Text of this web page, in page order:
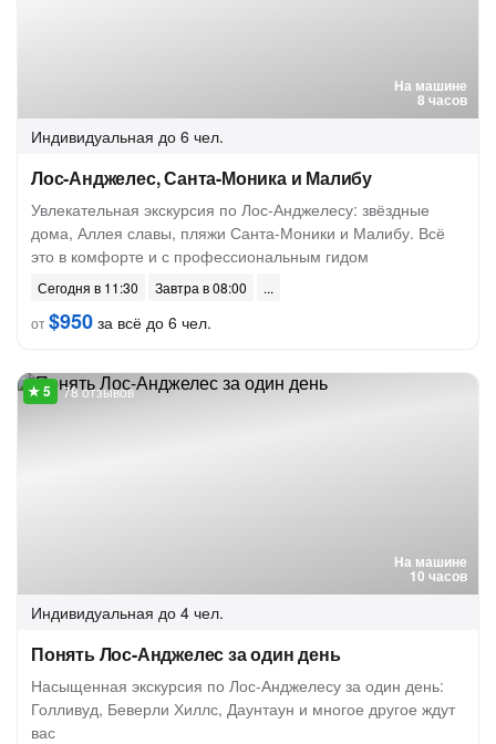
На машине
8 часов
Индивидуальная до 6 чел.
Лос-Анджелес, Санта-Моника и Малибу
Увлекательная экскурсия по Лос-Анджелесу: звёздные
дома, Аллея славы, пляжи Санта-Моники и Малибу. Всё
это в комфорте и с профессиональным гидом
Сегодня в 11:30
Завтра в 08:00
от$950 за всё до 6 чел.
На машине
10 часов
78 отзывов
Индивидуальная до 4 чел.
Понять Лос-Анджелес за один день
Насыщенная экскурсия по Лос-Анджелесу за один день:
Голливуд, Беверли Хиллс, Даунтаун и многое другое ждут
вас